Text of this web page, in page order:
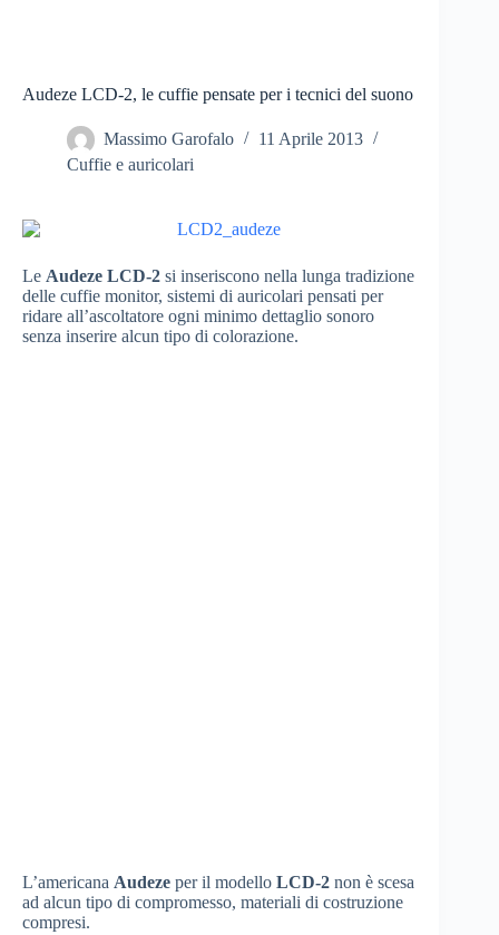
Audeze LCD-2, le cuffie pensate per i tecnici del suono
Massimo Garofalo
11 Aprile 2013
Cuffie e auricolari
Le Audeze LCD-2 si inseriscono nella lunga tradizione
delle cuffie monitor, sistemi di auricolari pensati per
ridare all’ascoltatore ogni minimo dettaglio sonoro
senza inserire alcun tipo di colorazione.
L’americana Audeze per il modello LCD-2 non è scesa
ad alcun tipo di compromesso, materiali di costruzione
compresi.